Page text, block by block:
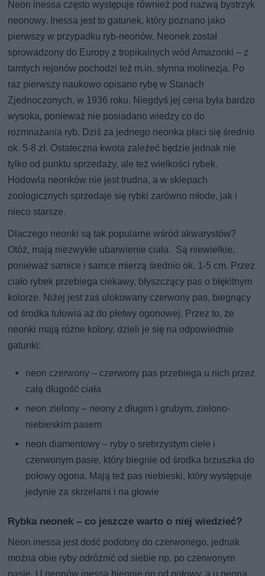
Neon inessa często występuje również pod nazwą bystrzyk
neonowy. Inessa jest to gatunek, który poznano jako
pierwszy w przypadku ryb-neonów. Neonek został
sprowadzony do Europy z tropikalnych wód Amazonki – z
tamtych rejonów pochodzi też m.in. słynna molinezja. Po
raz pierwszy naukowo opisano rybę w Stanach
Zjednoczonych, w 1936 roku. Niegdyś jej cena była bardzo
wysoka, ponieważ nie posiadano wiedzy co do
rozmnażania ryb. Dziś za jednego neonka płaci się średnio
ok. 5-8 zł. Ostateczna kwota zależeć będzie jednak nie
tylko od punktu sprzedaży, ale też wielkości rybek.
Hodowla neonków nie jest trudna, a w sklepach
zoologicznych sprzedaje się rybki zarówno młode, jak i
nieco starsze.
Dlaczego neonki są tak popularne wśród akwarystów?
Otóż, mają niezwykłe ubarwienie ciała. Są niewielkie,
ponieważ samice i samce mierzą średnio ok. 1-5 cm. Przez
ciało rybek przebiega ciekawy, błyszczący pas o błękitnym
kolorze. Niżej jest zaś ulokowany czerwony pas, biegnący
od środka tułowia aż do płetwy ogonowej. Przez to, że
neonki mają różne kolory, dzieli je się na odpowiednie
gatunki:
neon czerwony – czerwony pas przebiega u nich przez
całą długość ciała
neon zielony – neony z długim i grubym, zielono-
niebieskim pasem
neon diamentowy – ryby o srebrzystym ciele i
czerwonym pasie, który biegnie od środka brzuszka do
połowy ogona. Mają też pas niebieski, który występuje
jedynie za skrzelami i na głowie
Rybka neonek – co jeszcze warto o niej wiedzieć?
Neon inessa jest dość podobny do czerwonego, jednak
można obie ryby odróżnić od siebie np. po czerwonym